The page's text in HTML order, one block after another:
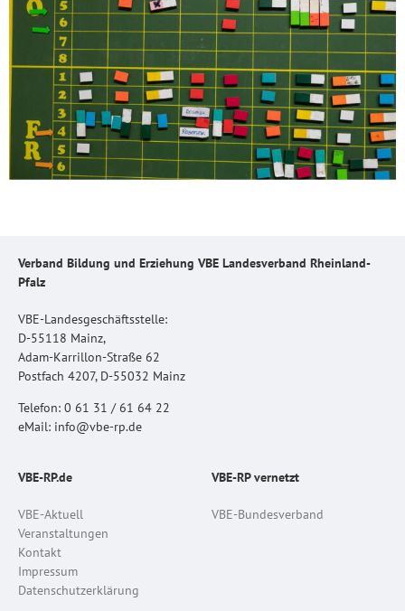
Verband Bildung und Erziehung VBE Landesverband Rheinland-
Pfalz
VBE-Landesgeschäftsstelle:
D-55118 Mainz,
Adam-Karrillon-Straße 62
Postfach 4207, D-55032 Mainz
Telefon: 0 61 31 / 61 64 22
eMail: info@vbe-rp.de
VBE-RP.de
VBE-Aktuell
Veranstaltungen
Kontakt
Impressum
Datenschutzerklärung
VBE-RP vernetzt
VBE-Bundesverband